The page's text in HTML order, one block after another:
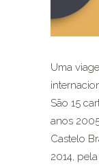
Uma
São 15
anos
Castelo
2014,